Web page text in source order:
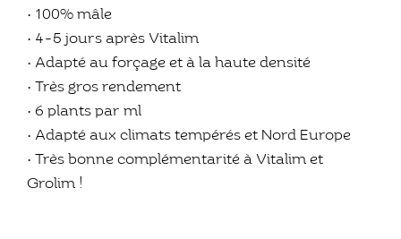
• 100% mâle
• 4-5 jours après Vitalim
• Adapté au forçage et à la haute densité
• Très gros rendement
• 6 plants par ml
• Adapté aux climats tempérés et Nord Europe
• Très bonne complémentarité à Vitalim et
Grolim !